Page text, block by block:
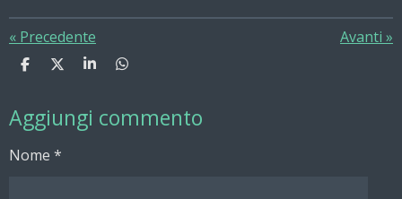
« Precedente Avanti »
C
d
i
i
C
d
i
i
C
d
i
C
d
i
Aggiungi commento
Nome *